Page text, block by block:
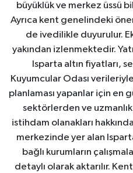
büyüklük ve merkez üssü
Ayrıca kent genelindeki
de ivedilikle duyurulur.
yakından izlenmektedir.
Isparta altın fiyatları,
Kuyumcular Odası
planlaması yapanlar için en
sektörlerden ve
istihdam olanakları
merkezinde yer alan
bağlı kurumların
detaylı olarak aktarılır.